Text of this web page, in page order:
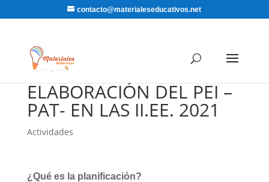
contacto@materialeseducativos.net
ELABORACIÓN DEL PEI –
PAT- EN LAS II.EE. 2021
Actividades
¿Qué es la planificación?